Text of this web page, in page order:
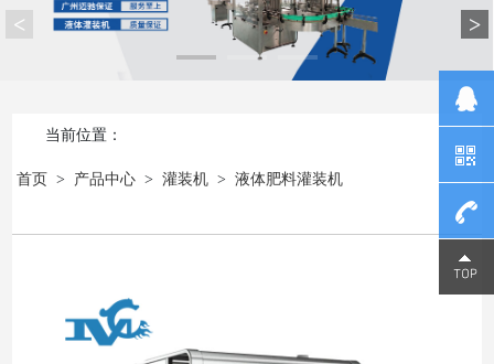
< >
当前位置：
首页 > 产品中心 > 灌装机 > 液体肥料灌装机